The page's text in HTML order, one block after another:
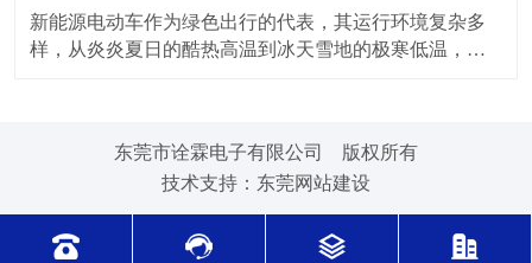
新能源电动车作为绿色出行的代表，其运行环境复杂多
样，从炎炎夏日的酷热高温到冰天雪地的极寒低温，车
环境下，新能源电动车的电池、电机等部件工作时会散
东莞市诠霖电子有限公司 版权所有
技术支持： 东莞网站建设